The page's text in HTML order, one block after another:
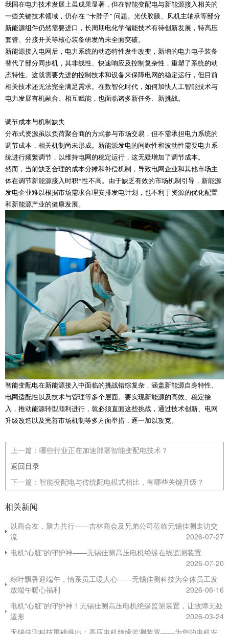
我国在电力技术发展上虽成果显著，但在智能变配电与新能源接入相关的
一些关键技术领域，仍存在 “卡脖子” 问题。光伏胶膜、风机主轴承等部分
新能源组件仍然需要进口，长周期电化学储能技术有待创新发展，特高压
套管、分接开关等核心装备研发尚未全面突破。
新能源接入电网后，电力系统的动态特性发生改变，新增的电力电子装备
替代了部分同步机，其非线性、快速响应及控制复杂性，重塑了系统的动
态特性。这就需要先进的控制技术和设备来保障电网的稳定运行，但目前
相关技术还无法完全满足需求。在数智化时代，如何加快人工智能技术与
电力发展有机融合、相互赋能，也面临诸多新任务、新挑战。
调节成本与机制缺失
分布式资源虽以负荷聚合商的方式参与市场交易，但不需承担电力系统的
调节成本，相关机制尚未形成。新能源发电的间歇性和波动性需要电力系
统进行频繁调节，以维持电网的稳定运行，这无疑增加了调节成本。
然而，当前缺乏合理的成本分摊和补偿机制，导致电网企业和其他市场主
体在调节新能源接入时积*性不高。由于缺乏有效的市场机制引导，新能源
发电企业难以根据市场需求合理安排发电计划，也不利于资源的优化配置
和新能源产业的健康发展。
智能变配电在新能源接入中面临的挑战错综复杂，涵盖新能源自身特性、
电网适配性以及技术与管理等多个层面。要实现新能源的高效、稳定接
入，推动能源转型顺利进行，就必须直面这些挑战，通过技术创新、电网
升级改造以及完善市场机制等多方面举措，逐一加以攻克。
上一篇： 哪些行业正在加速部署智能变配电技术？
返回目录
下一篇： 智能变配电与传统配电模式相比，有哪些关键升级？
相关新闻
以商会友，聚力共行——吉林商会及兄弟公司莅临无锡佳测走访交
流
2026-07-27
电机“心脏”的守护神——无锡佳测高压电机绝缘在线监测装置
2026-07-20
粽叶飘香迎端午，情系员工暖人心——无锡佳测科技为全体员工发
放端午暖心福利
2026-06-16
电机“心脏”的守护神！无锡佳测高压电机绝缘监测装置，让故障无处
遁形
2026-03-24
无锡佳测科技重磅推出：高压电机绝缘监测装置——为您的电机安